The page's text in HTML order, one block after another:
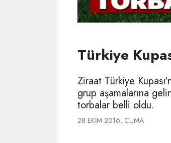
Türkiye
Ziraat Türkiye
grup aşamalarına
torbalar belli oldu.
28 EKIM 2016, CUMA